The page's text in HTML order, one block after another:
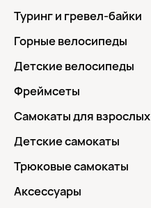
Туринг и гревел-байки
Горные велосипеды
Детские велосипеды
Фреймсеты
Самокаты для взрослых
Детские самокаты
Трюковые самокаты
Аксессуары